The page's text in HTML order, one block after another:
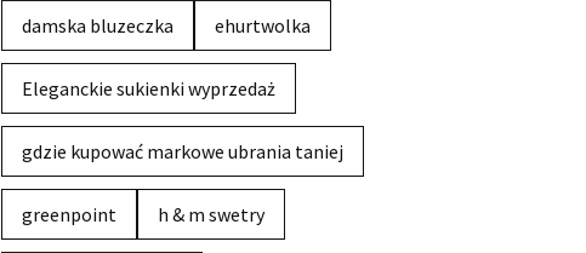
damska bluzeczka ehurtwolka
Eleganckie sukienki wyprzedaż
gdzie kupować markowe ubrania taniej
greenpoint h & m swetry